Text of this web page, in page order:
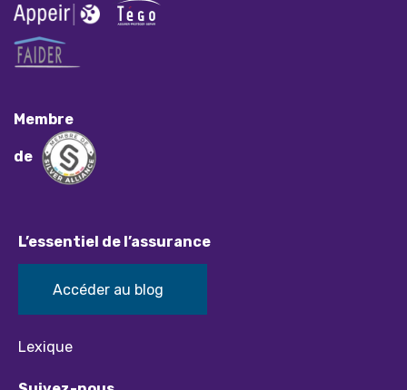
Membre
de
L’essentiel de l’assurance
Accéder au blog
Lexique